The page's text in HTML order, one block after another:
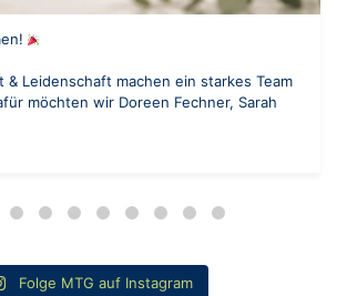
& Leidenschaft machen ein starkes Team
möchten wir Doreen Fechner, Sarah
Folge MTG auf Instagram